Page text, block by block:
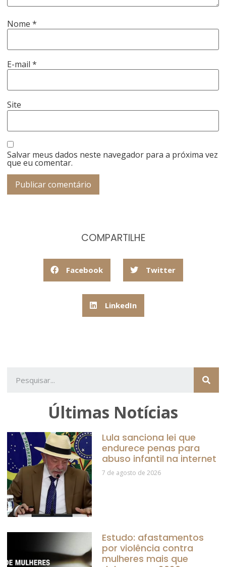
Nome*
E-mail*
Site
Salvar meus dados neste navegador para a próxima vez
que eu comentar.
COMPARTILHE
Facebook Twitter
LinkedIn
Últimas Notícias
Lula sanciona lei que
endurece penas para
abuso infantil na internet
7 de agosto de 2026
Estudo: afastamentos
por violência contra
mulheres mais que